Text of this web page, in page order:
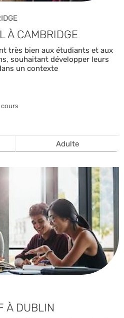
À CAMBRIDGE
très bien aux étudiants et aux
souhaitant développer leurs
un contexte
cours
Adulte
À DUBLIN